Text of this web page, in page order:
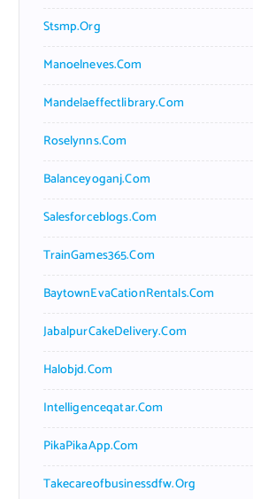
Stsmp.org
Manoelneves.com
Mandelaeffectlibrary.com
Roselynns.com
Balanceyoganj.com
Salesforceblogs.com
TrainGames365.com
BaytownEvaCationRentals.com
JabalpurCakeDelivery.com
Halobjd.com
Intelligenceqatar.com
PikaPikaApp.com
Takecareofbusinessdfw.org